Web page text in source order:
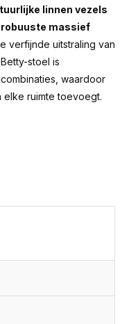
linnen vezels
robuuste massief
verfijnde uitstraling van
stoel is
waardoor
elke ruimte toevoegt.